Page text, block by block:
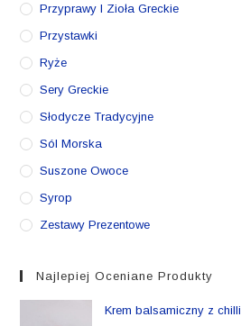
Przyprawy I Zioła Greckie
Przystawki
Ryże
Sery Greckie
Słodycze Tradycyjne
Sól Morska
Suszone Owoce
Syrop
Zestawy Prezentowe
Najlepiej Oceniane Produkty
Krem balsamiczny z chilli